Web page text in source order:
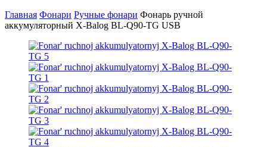
Главная Фонари Ручные фонари Фонарь ручной
аккумуляторный X-Balog BL-Q90-TG USB